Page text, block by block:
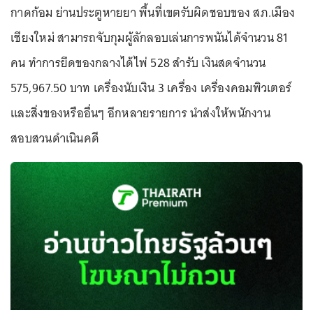
กาดก้อม ย่านประตูหายยา พื้นที่เขตรับผิดชอบของ สภ.เมือง
เชียงใหม่ สามารถจับกุมผู้ลักลอบเล่นการพนันได้จำนวน 81
คน ทำการยึดของกลางได้ไพ่ 528 สำรับ เงินสดจำนวน
575,967.50 บาท เครื่องนับเงิน 3 เครื่อง เครื่องคอมพิวเตอร์
และสิ่งของหรืออื่นๆ อีกหลายรายการ นำส่งให้พนักงาน
สอบสวนดำเนินคดี